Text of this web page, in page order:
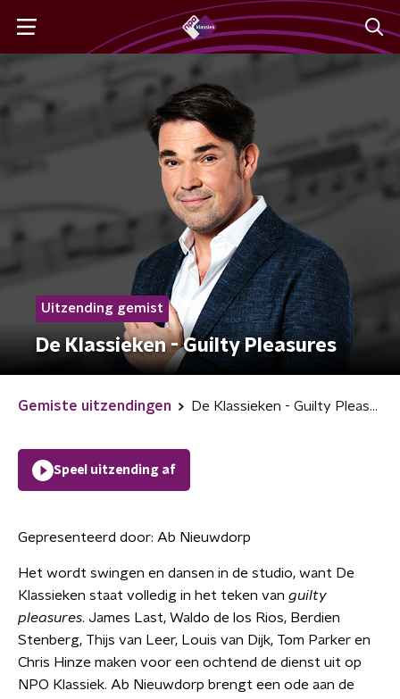
Uitzending gemist
De Klassieken - Guilty Pleasures
Gemiste uitzendingen De Klassieken - Guilty Pleasures
Speel uitzending af
Gepresenteerd door: Ab Nieuwdorp
Het wordt swingen en dansen in de studio, want De
Klassieken staat volledig in het teken van guilty
pleasures. James Last, Waldo de los Rios, Berdien
Stenberg, Thijs van Leer, Louis van Dijk, Tom Parker en
Chris Hinze maken voor een ochtend de dienst uit op
NPO Klassiek. Ab Nieuwdorp brengt een ode aan de